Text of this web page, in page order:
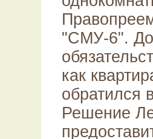
"СМУ-6".
как
обратился
Решение